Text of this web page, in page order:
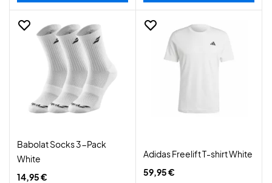
Babolat Socks 3-Pack
White
14,95 €
Adidas Freelift T-shirt White
59,95 €